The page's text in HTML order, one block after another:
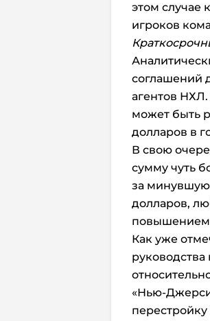
этом случае
игроков
соглашений
агентов
может быть
долларов в
В свою
сумму чуть
за
долларов,
Как уже
«Нью-
перестройку